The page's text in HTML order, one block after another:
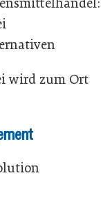
wird zum Ort